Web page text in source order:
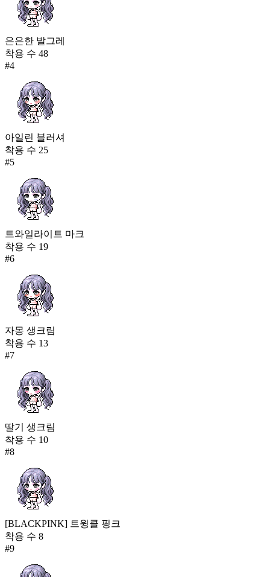
은은한 발그레
착용 수 48
#4
아일린 블러셔
착용 수 25
#5
트와일라이트 마크
착용 수 19
#6
자몽 생크림
착용 수 13
#7
딸기 생크림
착용 수 10
#8
[BLACKPINK] 트윙클 핑크
착용 수 8
#9